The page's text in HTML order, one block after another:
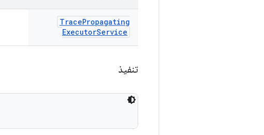
TracePropagating
ExecutorService
تنفيذ